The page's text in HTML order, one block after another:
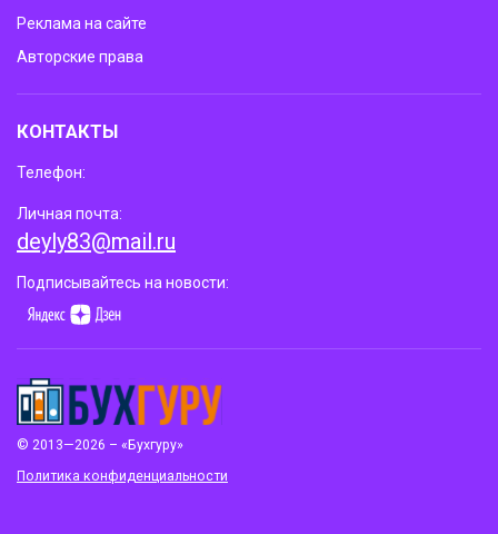
© 2013—2026 – «Бухгуру»
Политика конфиденциальности
Реклама на сайте
Авторские права
КОНТАКТЫ
Телефон:
Личная почта:
deyly83@mail.ru
Подписывайтесь на новости: